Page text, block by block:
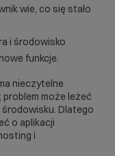
wie, co się stało
i środowisko
funkcje.
nieczytelne
może leżeć
środowisku. Dlatego
o aplikacji
i